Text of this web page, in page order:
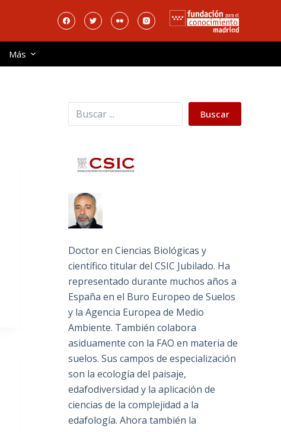
Más
Buscar Buscar
Doctor en Ciencias Biológicas y
científico titular del CSIC Jubilado. Ha
representado durante muchos años a
España en el Buro Europeo de Suelos
y la Agencia Europea de Medio
Ambiente. También colabora
asiduamente con la FAO en materia de
suelos. Sus campos de especialización
son la ecología del paisaje,
edafodiversidad y la aplicación de
ciencias de la complejidad a la
edafología. Ahora también la